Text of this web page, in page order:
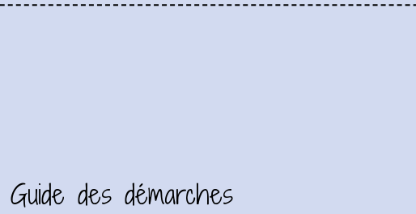
Guide des démarches